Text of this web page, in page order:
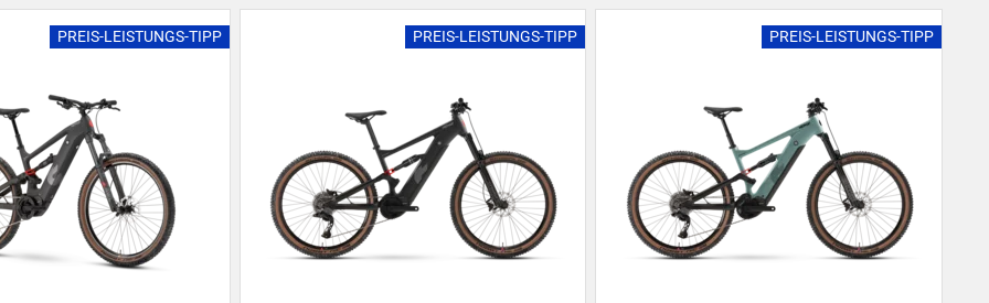
PREIS-LEISTUNGS-TIPP PREIS-LEISTUNGS-TIPP PREIS-LEISTUNGS-TIPP